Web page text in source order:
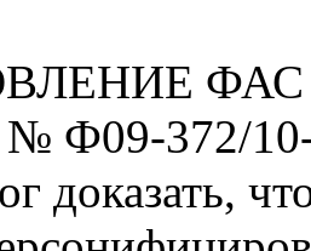
ФАС
№ Ф09-372/
доказать,